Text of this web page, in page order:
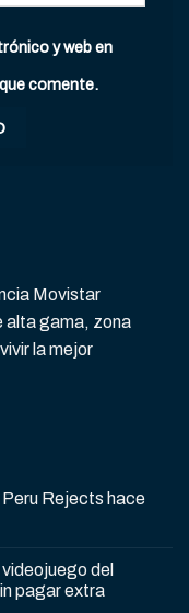
y web en
comente.
Movistar
alta gama, zona
la mejor
Peru Rejects hace
del
pagar extra